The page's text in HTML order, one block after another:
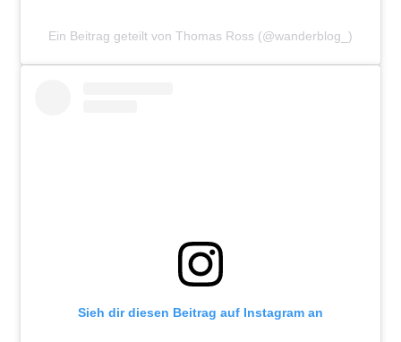
Ein Beitrag geteilt von Thomas Ross (@wanderblog_)
Sieh dir diesen Beitrag auf Instagram an